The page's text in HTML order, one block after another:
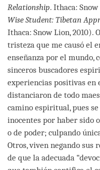
Relationship. Ithaca:
Wise Student: Tibetan
Ithaca: Snow Lion, 2010).
tristeza que me causó el
enseñanza por el mundo,
sinceros buscadores
experiencias positivas en
distanciaron de todo
camino espiritual, pues
inocentes por haber sido
o de poder; culpando
Otros, viven negando sus
de que la adecuada